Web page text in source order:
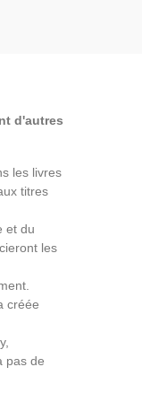
d'autres
les livres
titres
et du
les
créée
pas de